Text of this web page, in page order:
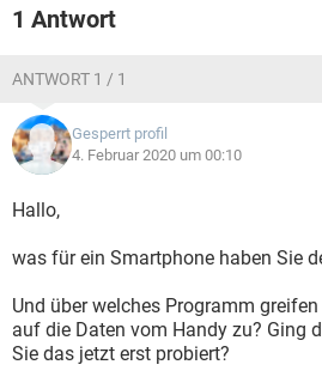
1 Antwort
ANTWORT 1 / 1
Gesperrt profil
4. Februar 2020 um 00:10
Hallo,
was für ein Smartphone haben Sie
Und über welches Programm
auf die Daten vom Handy zu? Ging
Sie das jetzt erst probiert?